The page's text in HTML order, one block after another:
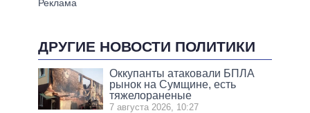
ДРУГИЕ НОВОСТИ ПОЛИТИКИ
Оккупанты атаковали БПЛА
рынок на Сумщине, есть
тяжелораненые
7 августа 2026, 10:27